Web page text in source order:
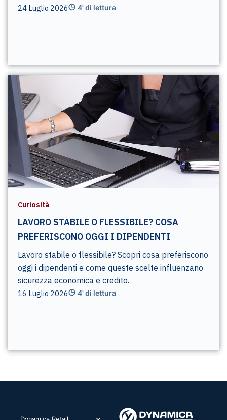
24 Luglio 2026 4' di lettura
Curiosità
LAVORO STABILE O FLESSIBILE? COSA
PREFERISCONO OGGI I DIPENDENTI
Lavoro stabile o flessibile? Scopri cosa preferiscono
oggi i dipendenti e come queste scelte influenzano
sicurezza economica e credito.
16 Luglio 2026 4' di lettura